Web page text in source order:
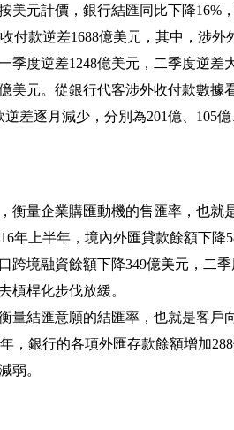
美元計價，銀行結匯同比下降16%
付款逆差1688億美元，其中，涉外
季度逆差1248億美元，二季度逆差
美元。從銀行代客涉外收付款數據
差逐月減少，分別為201億、 105億
衡量企業購匯動機的售匯率，也就
年上半年，境內外匯貸款餘額下降
跨境融資餘額下降349億美元，二
槓桿化步伐放緩。
量結匯意願的結匯率，也就是客戶
，銀行的各項外匯存款餘額增加288
弱。